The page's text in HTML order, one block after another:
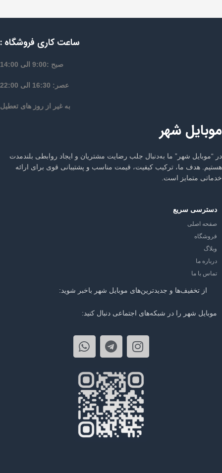
ساعت کاری فروشگاه :
صبح :9:00 الی 14:00
عصر: 16:30 الی 22:00
به غیر از روز های تعطیل
موبایل شهر
در “موبایل شهر” ما به‌دنبال جلب رضایت مشتریان و ایجاد روابطی بلندمدت
هستیم. هدف ما، ترکیب کیفیت، قیمت مناسب و پشتیبانی قوی برای ارائه
خدماتی متمایز است.
دسترسی سریع
صفحه اصلی
فروشگاه
وبلاگ
درباره ما
تماس با ما
از تخفیف‌ها و جدیدترین‌های موبایل شهر باخبر شوید:
موبایل شهر را در شبکه‌های اجتماعی دنبال کنید: